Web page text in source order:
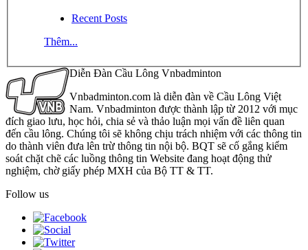
Recent Posts
Thêm...
Diễn Đàn Cầu Lông Vnbadminton
Vnbadminton.com là diễn đàn về Cầu Lông Việt
Nam. Vnbadminton được thành lập từ 2012 với mục
đích giao lưu, học hỏi, chia sẻ và thảo luận mọi vấn đề liên quan
đến cầu lông. Chúng tôi sẽ không chịu trách nhiệm với các thông tin
do thành viên đưa lên trừ thông tin nội bộ. BQT sẽ cố gắng kiểm
soát chặt chẽ các luồng thông tin Website đang hoạt động thử
nghiệm, chờ giấy phép MXH của Bộ TT & TT.
Follow us